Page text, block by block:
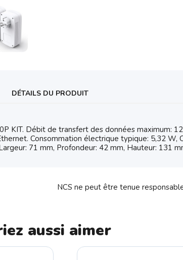
DÉTAILS DU PRODUIT
KIT. Débit de transfert des données maximum:
Consommation électrique typique: 5,32
71 mm, Profondeur: 42 mm, Hauteur: 131
NCS ne peut être tenue
aussi aimer